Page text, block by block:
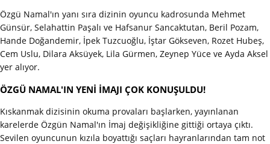
Özgü Namal'ın yanı sıra dizinin oyuncu kadrosunda Mehmet
Günsür, Selahattin Paşalı ve Hafsanur Sancaktutan, Beril Pozam,
Hande Doğandemir, İpek Tuzcuoğlu, İştar Gökseven, Rozet Hubeş,
Cem Uslu, Dilara Aksüyek, Lila Gürmen, Zeynep Yüce ve Ayda Aksel
yer alıyor.
ÖZGÜ NAMAL'IN YENİ İMAJI ÇOK KONUŞULDU!
Kıskanmak dizisinin okuma provaları başlarken, yayınlanan
karelerde Özgün Namal'ın İmaj değişikliğine gittiği ortaya çıktı.
Sevilen oyuncunun kızıla boyattığı saçları hayranlarından tam not